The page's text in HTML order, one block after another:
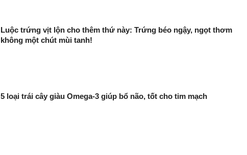
Luộc trứng vịt lộn cho thêm thứ này: Trứng béo ngậy, ngọt thơm
không một chút mùi tanh!
5 loại trái cây giàu Omega-3 giúp bổ não, tốt cho tim mạch